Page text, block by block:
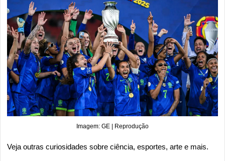
Imagem: GE | Reprodução
Veja outras curiosidades sobre ciência, esportes, arte e mais.